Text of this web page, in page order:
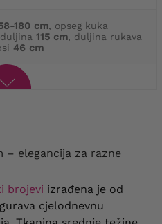
180 cm, opseg kuka
115 cm, duljina rukava
46 cm
brojevi izrađena je od
cjelodnevnu